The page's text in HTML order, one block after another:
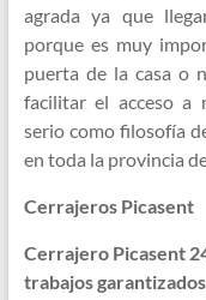
agrada ya que
porque es muy
puerta de la casa o
facilitar el acceso a
serio como filosofía
en toda la provincia
Cerrajeros Picasent
Cerrajero Picasent
trabajos garantizados